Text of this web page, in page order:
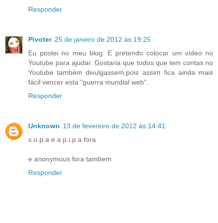
Responder
Pivoter 25 de janeiro de 2012 às 19:25
Eu postei no meu blog. E pretendo colocar um vídeo no
Youtube para ajudar. Gostaria que todos que tem contas no
Youtube também divulgassem,pois assim fica ainda mais
fácil vencer esta "guerra mundial web".
Responder
Unknown 13 de fevereiro de 2012 às 14:41
s.o.p.a e a p.i.p.a fora
e anonymous fora tambem
Responder